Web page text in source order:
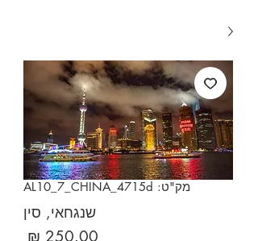
מק"ט: AL10_7_CHINA_4715d
שנגחאי, סין